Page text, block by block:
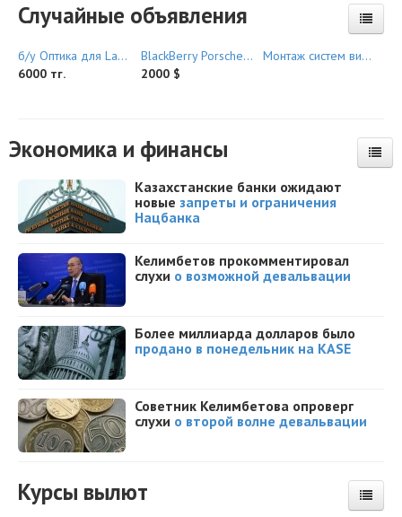
Случайные объявления
б/у Оптика для Land Cruser Prado 95 кузов
6000 тг.
BlackBerry Porsche Design P’9981
2000 $
Монтаж систем видеонаблюдения
Экономика и финансы
Казахстанские банки ожидают
новые запреты и ограничения
Нацбанка
Келимбетов прокомментировал
слухи о возможной девальвации
Более миллиарда долларов было
продано в понедельник на KASE
Советник Келимбетова опроверг
слухи о второй волне девальвации
Курсы вылют